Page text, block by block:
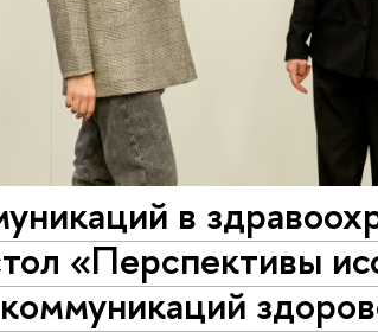
в
«Перспективы